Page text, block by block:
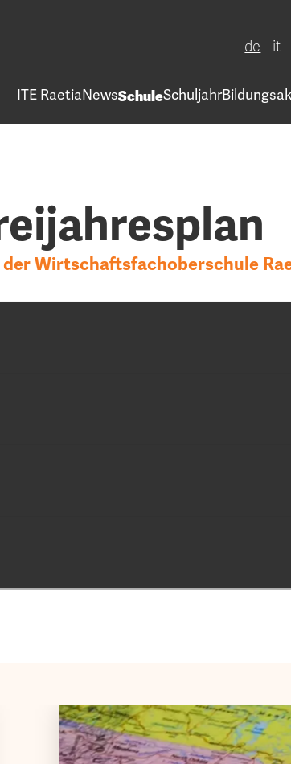
de it
ITE RaetiaNewsSchuleSchuljahr
Wirtschaftsfachoberschule